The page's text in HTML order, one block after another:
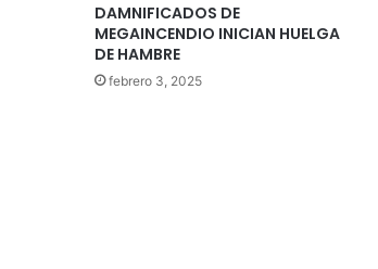
DAMNIFICADOS DE
MEGAINCENDIO INICIAN HUELGA
DE HAMBRE
febrero 3, 2025